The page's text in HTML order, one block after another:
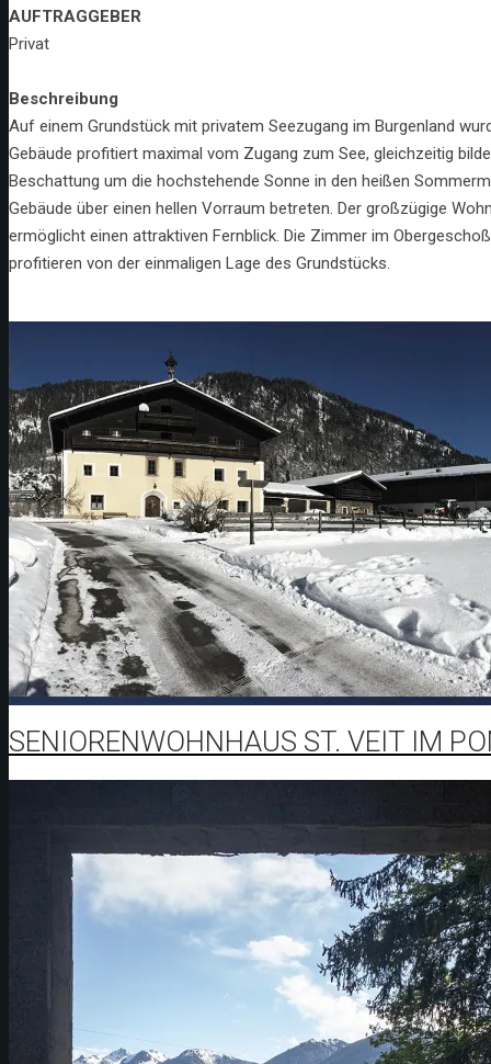
AUFTRAGGEBER
Privat
Beschreibung
Auf einem Grundstück mit privatem Seezugang im Burgenland
Gebäude profitiert maximal vom Zugang zum See, gleichzeitig
Beschattung um die hochstehende Sonne in den heißen
Gebäude über einen hellen Vorraum betreten. Der großzügige
ermöglicht einen attraktiven Fernblick. Die Zimmer im
profitieren von der einmaligen Lage des Grundstücks.
SENIORENWOHNHAUS ST. VEIT IM